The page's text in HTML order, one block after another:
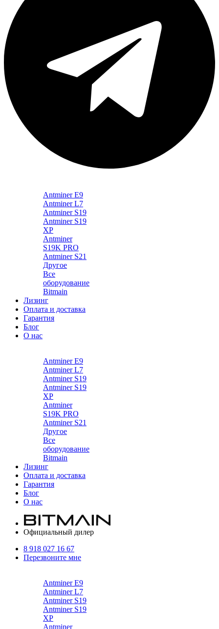
Antminer E9
Antminer L7
Antminer S19
Antminer S19
XP
Antminer
S19K PRO
Antminer S21
Другое
Все
оборудование
Bitmain
Лизинг
Оплата и доставка
Гарантия
Блог
О нас
Antminer E9
Antminer L7
Antminer S19
Antminer S19
XP
Antminer
S19K PRO
Antminer S21
Другое
Все
оборудование
Bitmain
Лизинг
Оплата и доставка
Гарантия
Блог
О нас
Официальный дилер
8 918 027 16 67
Перезвоните мне
Antminer E9
Antminer L7
Antminer S19
Antminer S19
XP
Antminer